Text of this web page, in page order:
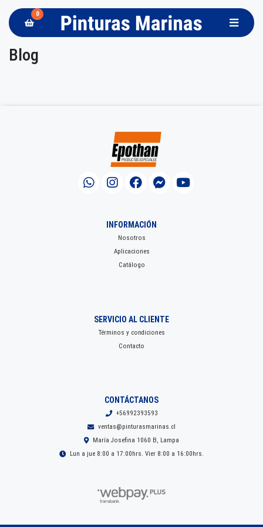
0
Blog
INFORMACIÓN
Nosotros
Aplicaciones
Catálogo
SERVICIO AL CLIENTE
Términos y condiciones
Contacto
CONTÁCTANOS
+56992393593
ventas@pinturasmarinas.cl
María Josefina 1060 B, Lampa
Lun a jue 8:00 a 17:00hrs. Vier 8:00 a 16:00hrs.